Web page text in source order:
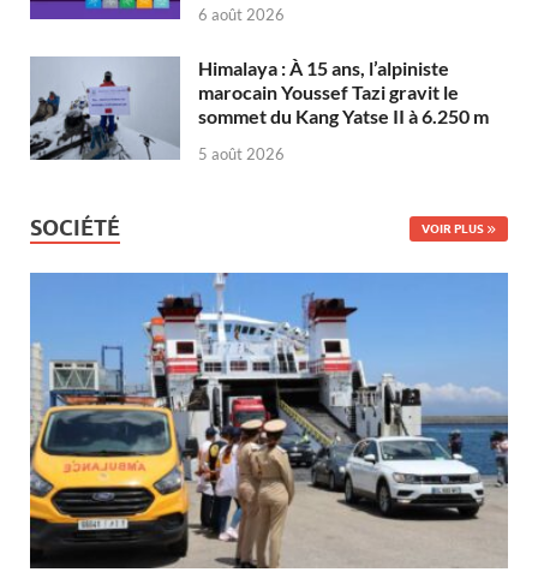
6 août 2026
Himalaya : À 15 ans, l’alpiniste
marocain Youssef Tazi gravit le
sommet du Kang Yatse II à 6.250 m
5 août 2026
SOCIÉTÉ VOIR PLUS